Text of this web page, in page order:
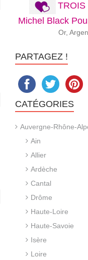
TROIS
Michel Black
Or,
PARTAGEZ !
CATÉGORIES
Auvergne-Rhône-
Ain
Allier
Ardèche
Cantal
Drôme
Haute-Loire
Haute-Savoie
Isère
Loire